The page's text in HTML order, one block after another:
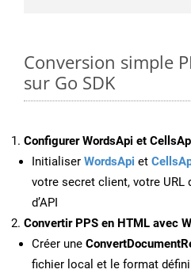
Conversion simple
sur Go SDK
Configurer WordsApi et
Initialiser WordsApi et
votre secret client, votre URL
d’API
Convertir PPS en HTML avec
Créer une
fichier local et le format